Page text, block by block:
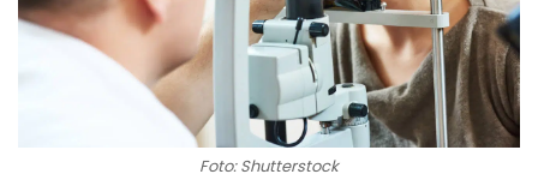
Foto: Shutterstock